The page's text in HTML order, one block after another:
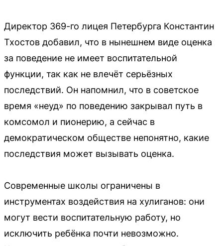
Директор 369-го лицея Петербурга Константин
Тхостов добавил, что в нынешнем виде оценка
за поведение не имеет воспитательной
функции, так как не влечёт серьёзных
последствий. Он напомнил, что в советское
время «неуд» по поведению закрывал путь в
комсомол и пионерию, а сейчас в
демократическом обществе непонятно, какие
последствия может вызывать оценка.
Современные школы ограничены в
инструментах воздействия на хулиганов: они
могут вести воспитательную работу, но
исключить ребёнка почти невозможно.